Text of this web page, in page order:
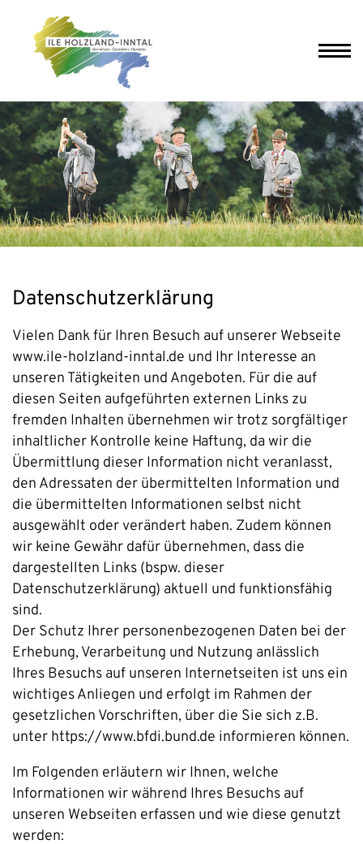
Datenschutzerklärung
Vielen Dank für Ihren Besuch auf unserer Webseite
www.ile-holzland-inntal.de und Ihr Interesse an
unseren Tätigkeiten und Angeboten. Für die auf
diesen Seiten aufgeführten externen Links zu
fremden Inhalten übernehmen wir trotz sorgfältiger
inhaltlicher Kontrolle keine Haftung, da wir die
Übermittlung dieser Information nicht veranlasst,
den Adressaten der übermittelten Information und
die übermittelten Informationen selbst nicht
ausgewählt oder verändert haben. Zudem können
wir keine Gewähr dafür übernehmen, dass die
dargestellten Links (bspw. dieser
Datenschutzerklärung) aktuell und funktionsfähig
sind.
Der Schutz Ihrer personenbezogenen Daten bei der
Erhebung, Verarbeitung und Nutzung anlässlich
Ihres Besuchs auf unseren Internetseiten ist uns ein
wichtiges Anliegen und erfolgt im Rahmen der
gesetzlichen Vorschriften, über die Sie sich z.B.
unter https://www.bfdi.bund.de informieren können.
Im Folgenden erläutern wir Ihnen, welche
Informationen wir während Ihres Besuchs auf
unseren Webseiten erfassen und wie diese genutzt
werden: